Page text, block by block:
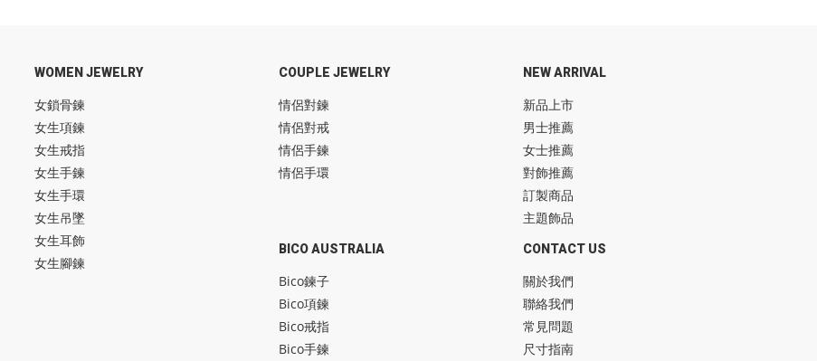
WOMEN JEWELRY
女鎖骨鍊
女生項鍊
女生戒指
女生手鍊
女生手環
女生吊墜
女生耳飾
女生腳鍊
COUPLE JEWELRY
情侶對鍊
情侶對戒
情侶手鍊
情侶手環
BICO AUSTRALIA
Bico鍊子
Bico項鍊
Bico戒指
Bico手鍊
NEW ARRIVAL
新品上市
男士推薦
女士推薦
對飾推薦
訂製商品
主題飾品
CONTACT US
關於我們
聯絡我們
常見問題
尺寸指南